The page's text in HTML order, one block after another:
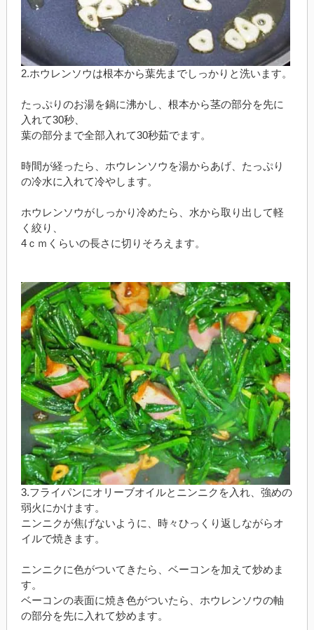
2.ホウレンソウは根本から葉先までしっかりと洗います。
たっぷりのお湯を鍋に沸かし、根本から茎の部分を先に
入れて30秒、
葉の部分まで全部入れて30秒茹でます。
時間が経ったら、ホウレンソウを湯からあげ、たっぷり
の冷水に入れて冷やします。
ホウレンソウがしっかり冷めたら、水から取り出して軽
く絞り、
4ｃｍくらいの長さに切りそろえます。
3.フライパンにオリーブオイルとニンニクを入れ、強めの
弱火にかけます。
ニンニクが焦げないように、時々ひっくり返しながらオ
イルで焼きます。
ニンニクに色がついてきたら、ベーコンを加えて炒めま
す。
ベーコンの表面に焼き色がついたら、ホウレンソウの軸
の部分を先に入れて炒めます。